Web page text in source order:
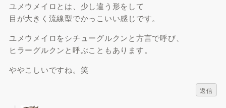
ユメウメイロとは、少し違う形をして
目が大きく流線型でかっこいい感じです。
ユメウメイロをシチューグルクンと方言で呼び、
ヒラーグルクンと呼ぶこともあります。
ややこしいですね。笑
返信